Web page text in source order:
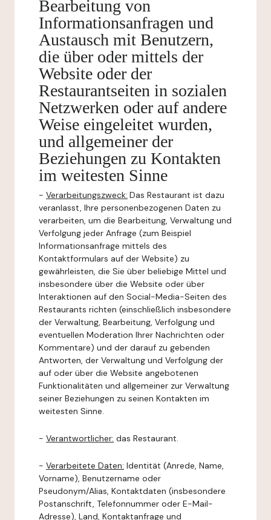
Bearbeitung von
Informationsanfragen und
Austausch mit Benutzern,
die über oder mittels der
Website oder der
Restaurantseiten in sozialen
Netzwerken oder auf andere
Weise eingeleitet wurden,
und allgemeiner der
Beziehungen zu Kontakten
im weitesten Sinne
- Verarbeitungszweck: Das Restaurant ist dazu
veranlasst, Ihre personenbezogenen Daten zu
verarbeiten, um die Bearbeitung, Verwaltung und
Verfolgung jeder Anfrage (zum Beispiel
Informationsanfrage mittels des
Kontaktformulars auf der Website) zu
gewährleisten, die Sie über beliebige Mittel und
insbesondere über die Website oder über
Interaktionen auf den Social-Media-Seiten des
Restaurants richten (einschließlich insbesondere
der Verwaltung, Bearbeitung, Verfolgung und
eventuellen Moderation Ihrer Nachrichten oder
Kommentare) und der darauf zu gebenden
Antworten, der Verwaltung und Verfolgung der
auf oder über die Website angebotenen
Funktionalitäten und allgemeiner zur Verwaltung
seiner Beziehungen zu seinen Kontakten im
weitesten Sinne.
- Verantwortlicher: das Restaurant.
- Verarbeitete Daten: Identität (Anrede, Name,
Vorname), Benutzername oder
Pseudonym/Alias, Kontaktdaten (insbesondere
Postanschrift, Telefonnummer oder E-Mail-
Adresse), Land, Kontaktanfrage und